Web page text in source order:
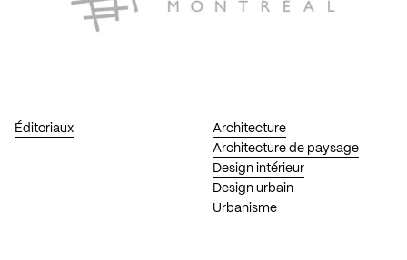
Éditoriaux
Architecture
Architecture de paysage
Design intérieur
Design urbain
Urbanisme